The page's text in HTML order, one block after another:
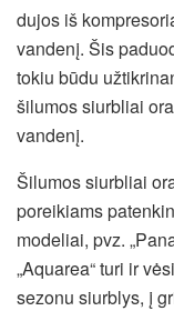
dujos iš
vandenį. Šis
tokiu būdu
šilumos siurbliai
vandenį.
Šilumos siurbliai
poreikiams
modeliai, pvz.
„Aquarea“ turi ir
sezonu siurblys, į